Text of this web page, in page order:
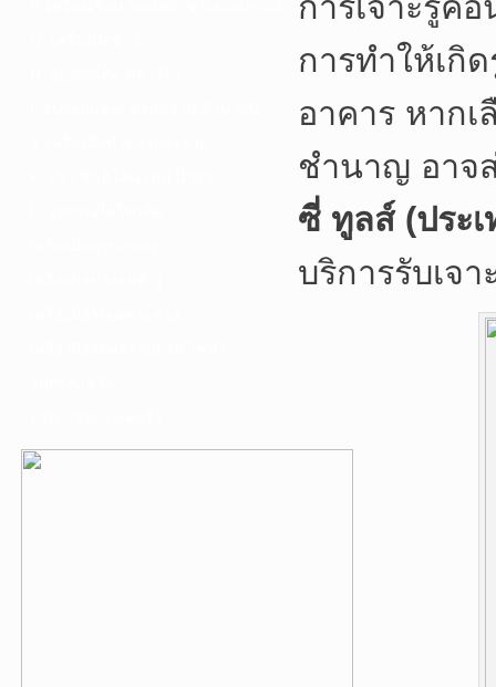
การทำให้เกิ
อาคาร หาก
ชำนาญ อาจ
ซี่ ทูลส์ (ประ
บริการรับเจ